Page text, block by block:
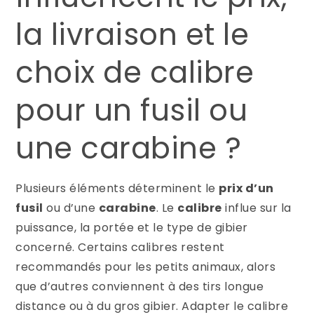
la livraison et le
choix de calibre
pour un fusil ou
une carabine ?
Plusieurs éléments déterminent le prix d’un
fusil ou d’une carabine. Le calibre influe sur la
puissance, la portée et le type de gibier
concerné. Certains calibres restent
recommandés pour les petits animaux, alors
que d’autres conviennent à des tirs longue
distance ou à du gros gibier. Adapter le calibre